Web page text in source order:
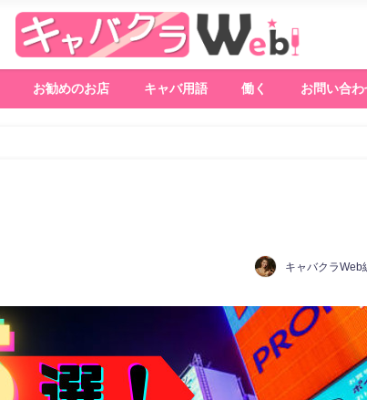
お勧めのお店 キャバ用語 働く お問い合
キャバクラWeb